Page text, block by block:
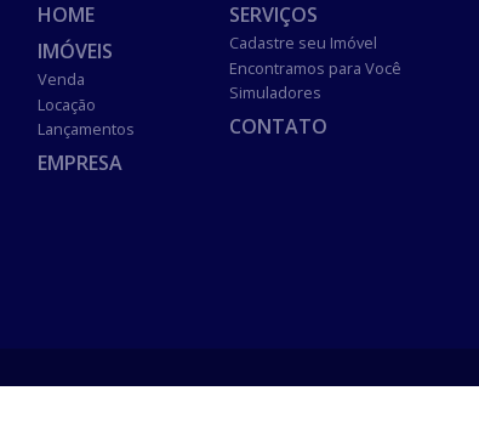
HOME
IMÓVEIS
Venda
Locação
Lançamentos
EMPRESA
SERVIÇOS
Cadastre seu Imóvel
Encontramos para Você
Simuladores
CONTATO